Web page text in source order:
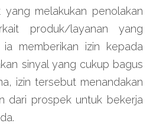
melakukan penolakan
produk/layanan yang
ia memberikan izin kepada
sinyal yang cukup bagus
izin tersebut menandakan
dari prospek untuk bekerja